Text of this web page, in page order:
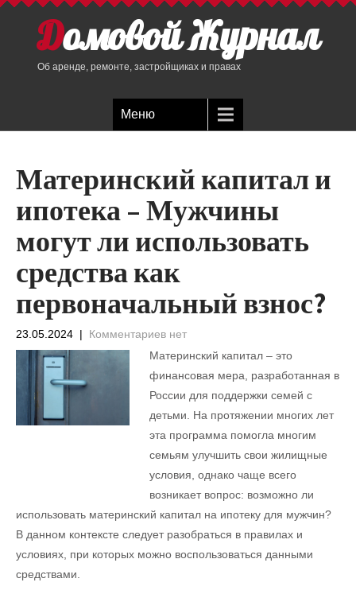
Домовой Журнал
Об аренде, ремонте, застройщиках и правах
Меню
Материнский капитал и
ипотека – Мужчины
могут ли использовать
средства как
первоначальный взнос?
23.05.2024 | Комментариев нет
Материнский капитал – это
финансовая мера, разработанная в
России для поддержки семей с
детьми. На протяжении многих лет
эта программа помогла многим
семьям улучшить свои жилищные
условия, однако чаще всего
возникает вопрос: возможно ли
использовать материнский капитал на ипотеку для мужчин?
В данном контексте следует разобраться в правилах и
условиях, при которых можно воспользоваться данными
средствами.